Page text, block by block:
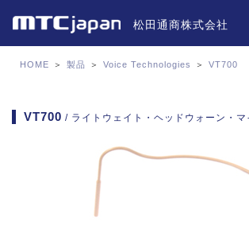
松田通商株式会社
HOME ＞ 製品 ＞ Voice Technologies ＞ VT700
VT700 / ライトウェイト・ヘッドウォーン・マ